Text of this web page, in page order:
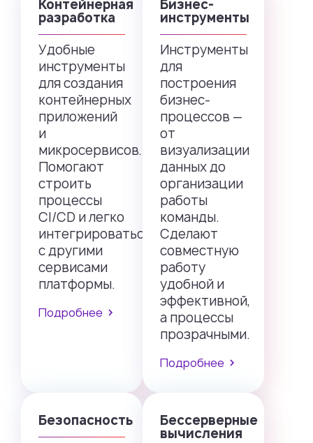
Контейнерная
разработка
Удобные
инструменты
для создания
контейнерных
приложений
и
микросервисов.
Помогают
строить
процессы
CI/CD и легко
интегрироваться
с другими
сервисами
платформы.
Подробнее
Бизнес-
инструменты
Инструменты
для
построения
бизнес-
процессов —
от
визуализации
данных до
организации
работы
команды.
Сделают
совместную
работу
удобной и
эффективной,
а процессы
прозрачными.
Подробнее
Безопасность
Бессерверные
вычисления